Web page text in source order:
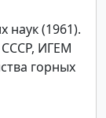
наук (1961).
СССР, ИГЕМ
горных